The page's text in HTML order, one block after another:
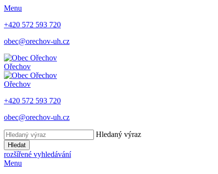
Menu
+420 572 593 720
obec@orechov-uh.cz
Ořechov
Ořechov
+420 572 593 720
obec@orechov-uh.cz
Hledaný výraz
Hledat
rozšířené vyhledávání
Menu